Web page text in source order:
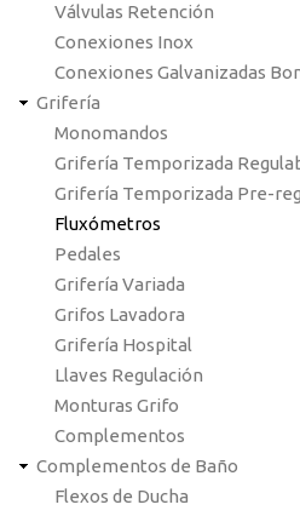
Válvulas Retención
Conexiones Inox
Conexiones Galvanizadas
Grifería
Monomandos
Grifería Temporizada
Grifería Temporizada Pre-
Fluxómetros
Pedales
Grifería Variada
Grifos Lavadora
Grifería Hospital
Llaves Regulación
Monturas Grifo
Complementos
Complementos de Baño
Flexos de Ducha